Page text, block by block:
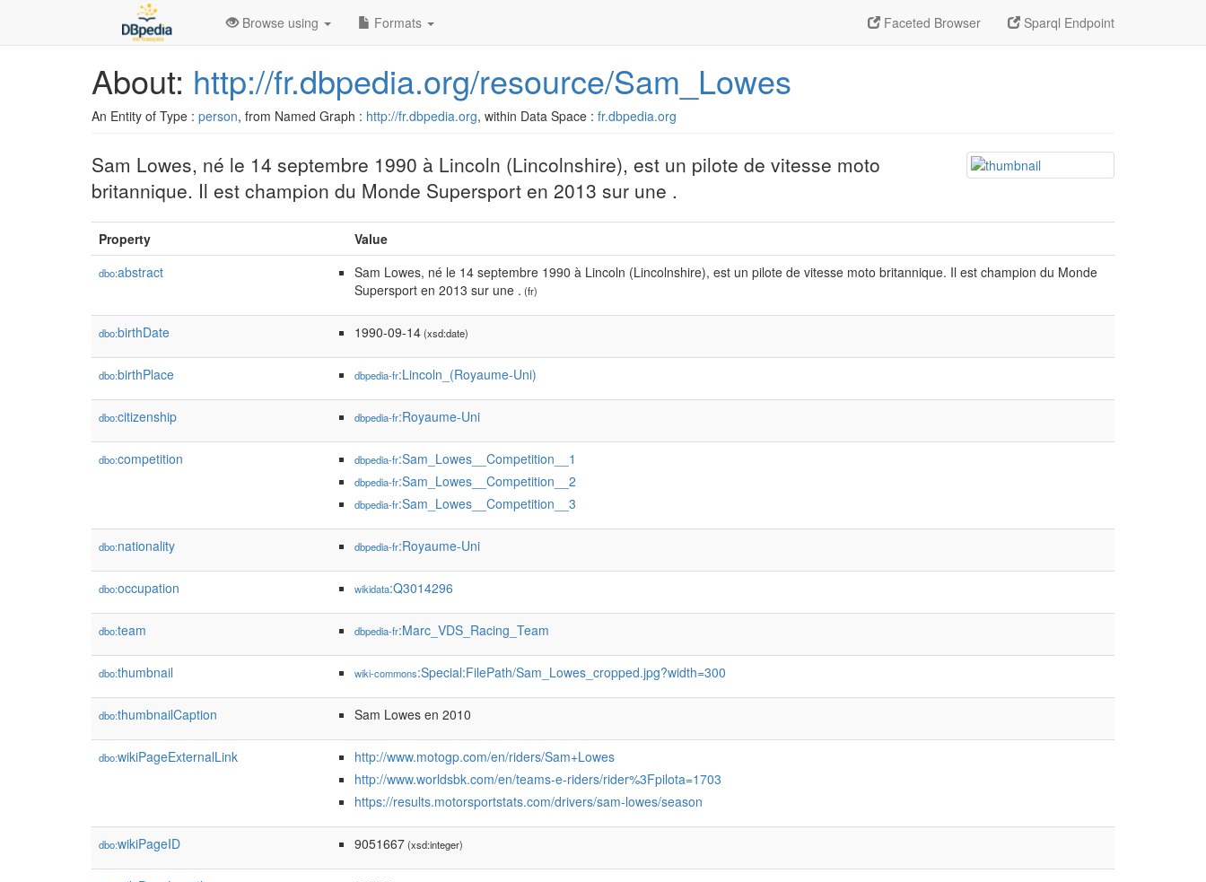
Faceted Browser Sparql Endpoint
Browse using Formats
About: http://fr.dbpedia.org/resource/Sam_Lowes
An Entity of Type : person, from Named Graph : http://fr.dbpedia.org, within Data Space : fr.dbpedia.org
Sam Lowes, né le 14 septembre 1990 à Lincoln (Lincolnshire), est un pilote de vitesse moto
britannique. Il est champion du Monde Supersport en 2013 sur une .
Property Value
dbo:abstract
Sam Lowes, né le 14 septembre 1990 à Lincoln (Lincolnshire), est un pilote de vitesse moto britannique. Il est champion du Monde
Supersport en 2013 sur une . (fr)
dbo:birthDate 1990-09-14(xsd:date)
dbo:birthPlace dbpedia-fr:Lincoln_(Royaume-Uni)
dbo:citizenship dbpedia-fr:Royaume-Uni
dbo:competition dbpedia-fr:Sam_Lowes__Competition__1
dbpedia-fr:Sam_Lowes__Competition__2
dbpedia-fr:Sam_Lowes__Competition__3
dbo:nationality dbpedia-fr:Royaume-Uni
dbo:occupation wikidata:Q3014296
dbo:team dbpedia-fr:Marc_VDS_Racing_Team
dbo:thumbnail wiki-commons:Special:FilePath/Sam_Lowes_cropped.jpg?width=300
dbo:thumbnailCaption Sam Lowes en 2010
dbo:wikiPageExternalLink
http://www.motogp.com/en/riders/Sam+Lowes
http://www.worldsbk.com/en/teams-e-riders/rider%3Fpilota=1703
https://results.motorsportstats.com/drivers/sam-lowes/season
dbo:wikiPageID 9051667(xsd:integer)